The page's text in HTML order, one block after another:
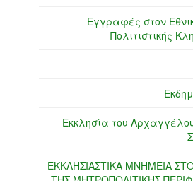
Εγγραφές στον
Πολιτιστικής
Εκκλησία του
ΕΚΚΛΗΣΙΑΣΤΙΚΑ ΜΝΗΜΕΙΑ